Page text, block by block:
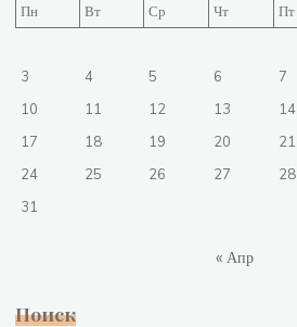
Пн
Вт Ср Чт Пт
3
4 5 6 7
10
11 12 13 14
17
18 19 20 21
24
25 26 27 28
31
« Апр
Поиск